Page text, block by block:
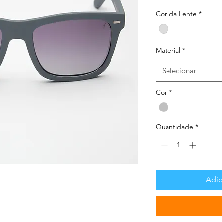
Cor da Lente *
Material *
Selecionar
Cor *
Quantidade *